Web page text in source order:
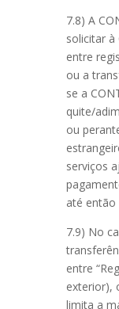
7.8) A
solicitar à
entre
ou a
se a
quite/
ou
serviços
até então
7.9) No
entre
exterior),
limita a